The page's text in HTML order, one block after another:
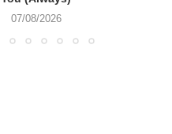
07/08/2026